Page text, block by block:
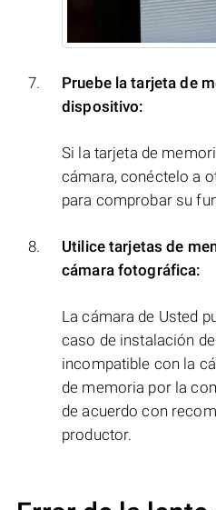
Pruebe la tarjeta de
dispositivo:
Si la tarjeta de
cámara, conéctelo a
para comprobar su
Utilice tarjetas de
cámara fotográfica:
La cámara de Usted
caso de instalación
incompatible con la
de memoria por la
de acuerdo con
productor.